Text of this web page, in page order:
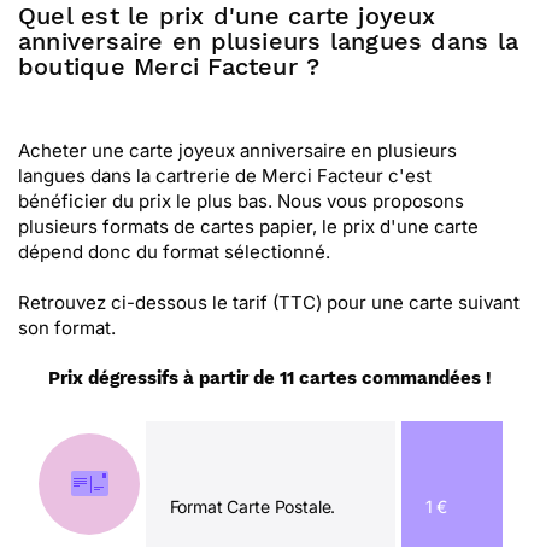
Quel est le prix d'une carte joyeux
anniversaire en plusieurs langues dans la
boutique Merci Facteur ?
Acheter une carte joyeux anniversaire en plusieurs
langues dans la cartrerie de Merci Facteur c'est
bénéficier du prix le plus bas. Nous vous proposons
plusieurs formats de cartes papier, le prix d'une carte
dépend donc du format sélectionné.
Retrouvez ci-dessous le tarif (TTC) pour une carte suivant
son format.
Prix dégressifs à partir de 11 cartes commandées !
Format Carte Postale. 1 €